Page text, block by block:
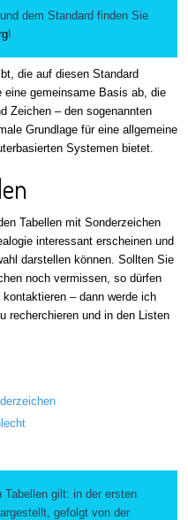
dem Standard finden Sie
!
die auf diesen Standard
gemeinsame Basis ab, die
Zeichen – den sogenannten
Grundlage für eine allgemeine
Systemen bietet.
Tabellen mit Sonderzeichen
interessant erscheinen und
darstellen können. Sollten Sie
noch vermissen, so dürfen
– dann werde ich
recherchieren und in den Listen
Tabellen gilt: in der ersten
gefolgt von der